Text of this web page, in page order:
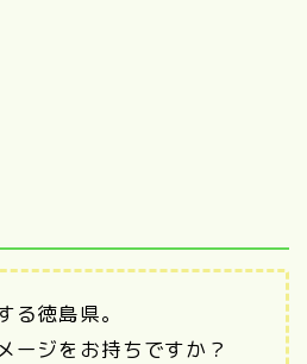
る徳島県。
ージをお持ちですか？